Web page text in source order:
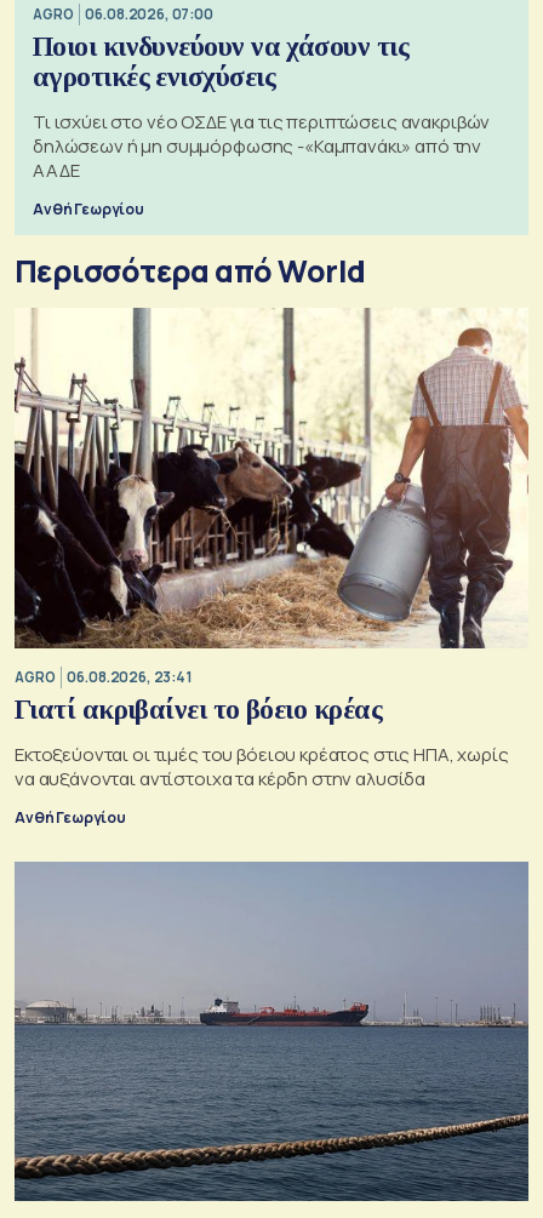
AGRO 06.08.2026, 07:00
Ποιοι κινδυνεύουν να χάσουν τις
αγροτικές ενισχύσεις
Τι ισχύει στο νέο ΟΣΔΕ για τις περιπτώσεις ανακριβών
δηλώσεων ή μη συμμόρφωσης -«Καμπανάκι» από την
ΑΑΔΕ
Ανθή Γεωργίου
Περισσότερα από World
AGRO 06.08.2026, 23:41
Γιατί ακριβαίνει το βόειο κρέας
Εκτοξεύονται οι τιμές του βόειου κρέατος στις ΗΠΑ, χωρίς
να αυξάνονται αντίστοιχα τα κέρδη στην αλυσίδα
Ανθή Γεωργίου